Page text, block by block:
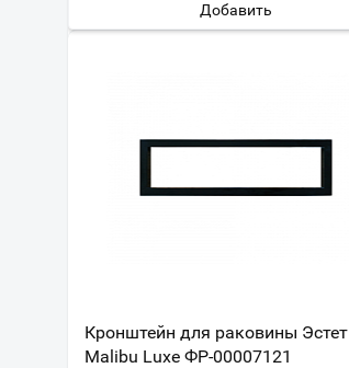
Добавить
Кронштейн для раковины Эстет
Malibu Luxe ФР-00007121